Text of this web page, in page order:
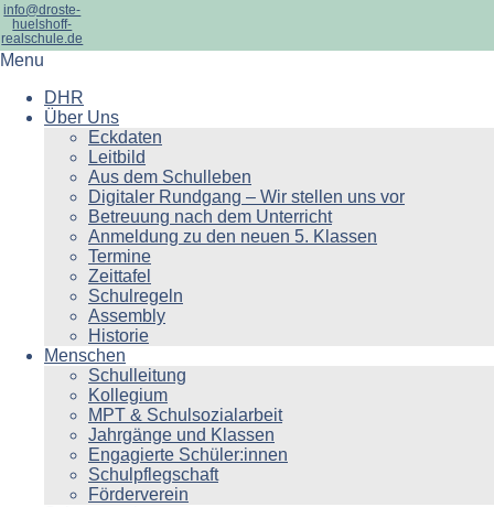
info@droste-
huelshoff-
realschule.de
Menu
DHR
Über Uns
Eckdaten
Leitbild
Aus dem Schulleben
Digitaler Rundgang – Wir stellen uns vor
Betreuung nach dem Unterricht
Anmeldung zu den neuen 5. Klassen
Termine
Zeittafel
Schulregeln
Assembly
Historie
Menschen
Schulleitung
Kollegium
MPT & Schulsozialarbeit
Jahrgänge und Klassen
Engagierte Schüler:innen
Schulpflegschaft
Förderverein